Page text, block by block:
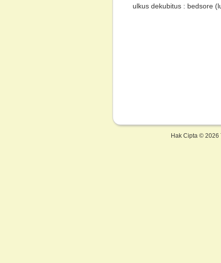
ulkus dekubitus : bedsore
Hak Cipta © 2026